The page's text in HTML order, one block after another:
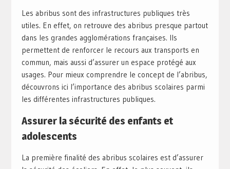
Les abribus sont des infrastructures publiques très
utiles. En effet, on retrouve des abribus presque partout
dans les grandes agglomérations françaises. Ils
permettent de renforcer le recours aux transports en
commun, mais aussi d’assurer un espace protégé aux
usages. Pour mieux comprendre le concept de l’abribus,
découvrons ici l’importance des abribus scolaires parmi
les différentes infrastructures publiques.
Assurer la sécurité des enfants et
adolescents
La première finalité des abribus scolaires est d’assurer